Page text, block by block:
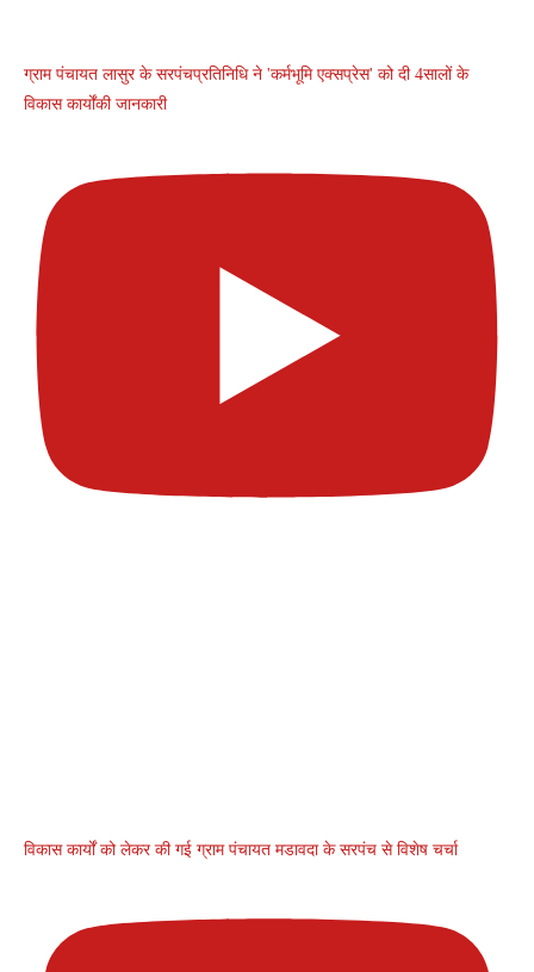
ग्राम पंचायत लासुर के सरपंचप्रतिनिधि ने 'कर्मभूमि एक्सप्रेस' को दी 4सालों के
विकास कार्योंकी जानकारी
विकास कार्यों को लेकर की गई ग्राम पंचायत मडावदा के सरपंच से विशेष चर्चा